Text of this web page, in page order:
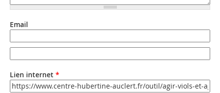
Email
Lien internet *
URL